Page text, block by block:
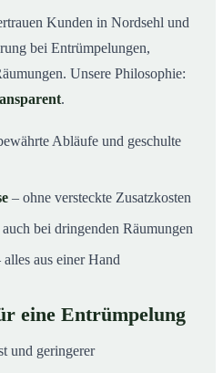
Kunden in Nordsehl und
bei Entrümpelungen,
Unsere Philosophie:
.
Abläufe und geschulte
– ohne versteckte Zusatzkosten
auch bei dringenden Räumungen
alles aus einer Hand
eine Entrümpelung
und geringerer